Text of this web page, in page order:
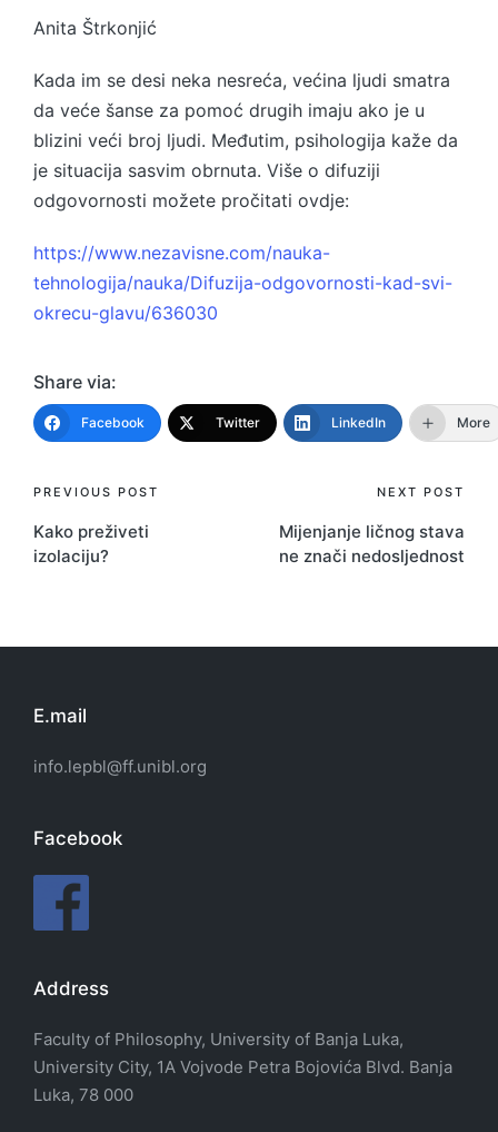
Anita Štrkonjić
Kada im se desi neka nesreća, većina ljudi smatra
da veće šanse za pomoć drugih imaju ako je u
blizini veći broj ljudi. Međutim, psihologija kaže da
je situacija sasvim obrnuta. Više o difuziji
odgovornosti možete pročitati ovdje:
https://www.nezavisne.com/nauka-
tehnologija/nauka/Difuzija-odgovornosti-kad-svi-
okrecu-glavu/636030
Share via:
Facebook Twitter LinkedIn More
Post
navigation
PREVIOUS POST
Kako preživeti
izolaciju?
NEXT POST
Mijenjanje ličnog stava
ne znači nedosljednost
E.mail
info.lepbl@ff.unibl.org
Facebook
Address
Faculty of Philosophy, University of Banja Luka,
University City, 1A Vojvode Petra Bojovića Blvd. Banja
Luka, 78 000